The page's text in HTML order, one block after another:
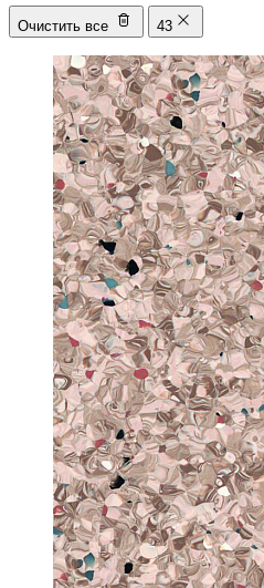
Очистить все 43